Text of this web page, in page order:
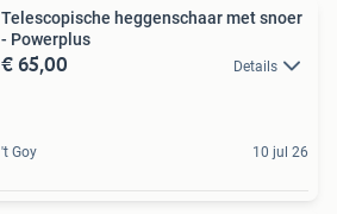
Telescopische heggenschaar met snoer
- Powerplus
€ 65,00 Details
't Goy 10 jul 26